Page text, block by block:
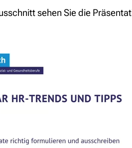
sehen Sie die